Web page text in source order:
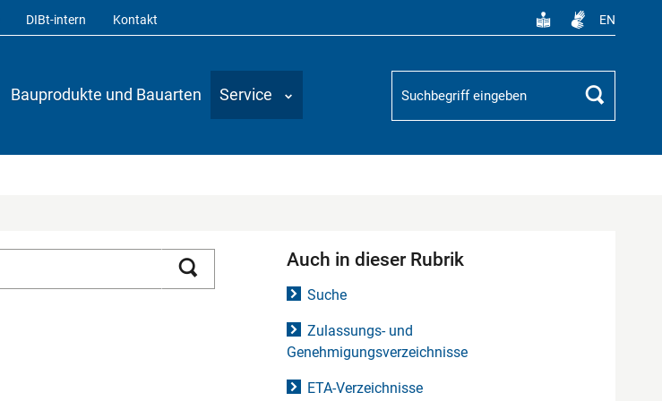
DIBt-intern Kontakt EN
Bauprodukte und Bauarten Service
Suchbegriff
Suchen
Auch in dieser Rubrik
Suche
Zulassungs- und
Genehmigungsverzeichnisse
ETA-Verzeichnisse